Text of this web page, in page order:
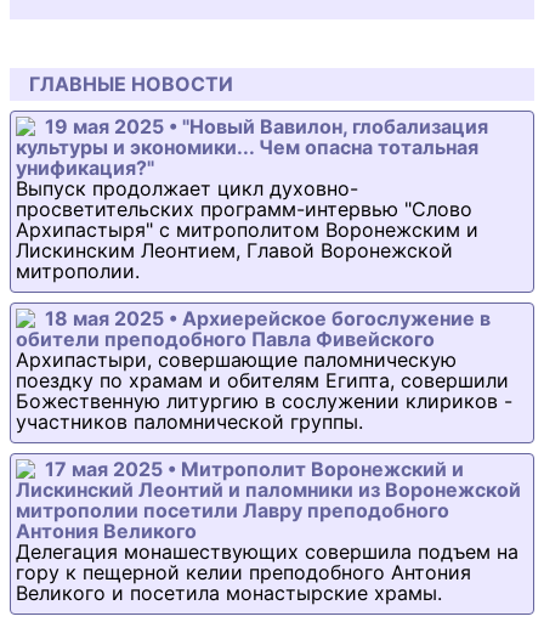
ГЛАВНЫЕ НОВОСТИ
19 мая 2025 • "Новый Вавилон, глобализация
культуры и экономики... Чем опасна тотальная
унификация?"
Выпуск продолжает цикл духовно-
просветительских программ-интервью "Слово
Архипастыря" с митрополитом Воронежским и
Лискинским Леонтием, Главой Воронежской
митрополии.
18 мая 2025 • Архиерейское богослужение в
обители преподобного Павла Фивейского
Архипастыри, совершающие паломническую
поездку по храмам и обителям Египта, совершили
Божественную литургию в сослужении клириков -
участников паломнической группы.
17 мая 2025 • Митрополит Воронежский и
Лискинский Леонтий и паломники из Воронежской
митрополии посетили Лавру преподобного
Антония Великого
Делегация монашествующих совершила подъем на
гору к пещерной келии преподобного Антония
Великого и посетила монастырские храмы.